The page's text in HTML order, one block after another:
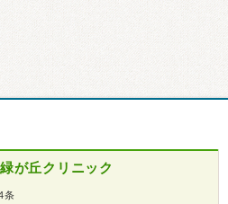
緑が丘クリニック
条